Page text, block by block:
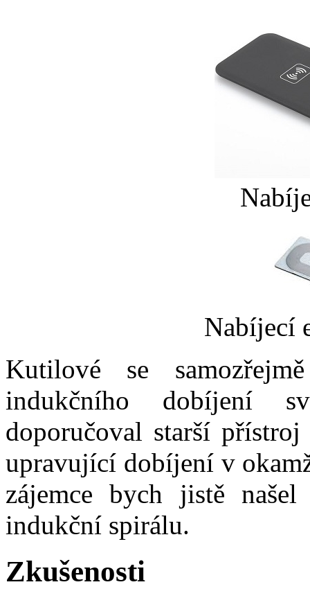
Nabíjecí
Kutilové se
indukčního dobíjení
doporučoval starší
upravující dobíjení v
zájemce bych jistě
indukční spirálu.
Zkušenosti